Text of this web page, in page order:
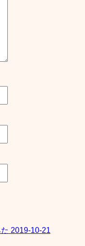
2019-10-21